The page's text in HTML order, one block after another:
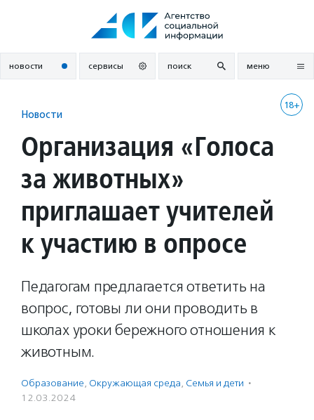
новости сервисы поиск меню
18+
Новости
Организация «Голоса
за животных»
приглашает учителей
к участию в опросе
Педагогам предлагается ответить на
вопрос, готовы ли они проводить в
школах уроки бережного отношения к
животным.
Образование, Окружающая среда, Семья и дети ·
12.03.2024